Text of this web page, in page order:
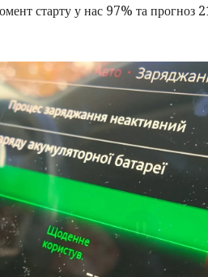
старту у нас 97% та прогноз